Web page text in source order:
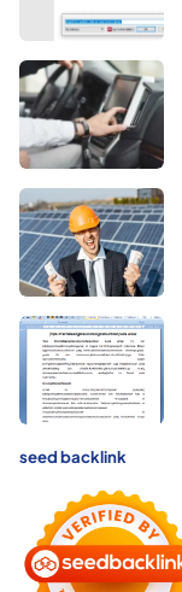
seed backlink